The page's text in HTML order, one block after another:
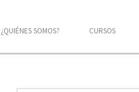
¿QUIÉNES SOMOS? CURSOS